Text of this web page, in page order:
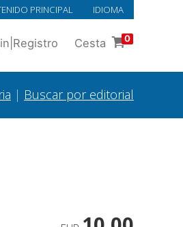
PRINCIPAL IDIOMA
Registro Cesta 0
| Buscar por editorial